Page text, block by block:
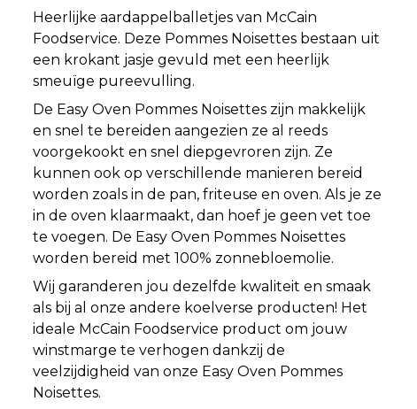
Heerlijke aardappelballetjes van McCain
Foodservice. Deze Pommes Noisettes bestaan uit
een krokant jasje gevuld met een heerlijk
smeuïge pureevulling.
De Easy Oven Pommes Noisettes zijn makkelijk
en snel te bereiden aangezien ze al reeds
voorgekookt en snel diepgevroren zijn. Ze
kunnen ook op verschillende manieren bereid
worden zoals in de pan, friteuse en oven. Als je ze
in de oven klaarmaakt, dan hoef je geen vet toe
te voegen. De Easy Oven Pommes Noisettes
worden bereid met 100% zonnebloemolie.
Wij garanderen jou dezelfde kwaliteit en smaak
als bij al onze andere koelverse producten! Het
ideale McCain Foodservice product om jouw
winstmarge te verhogen dankzij de
veelzijdigheid van onze Easy Oven Pommes
Noisettes.